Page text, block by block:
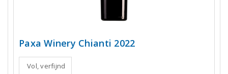
Paxa Winery Chianti 2022
Vol, verfijnd